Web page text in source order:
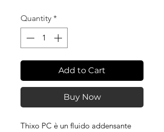
Quantity *
Add to Cart
Buy Now
Thixo PC è un fluido addensante